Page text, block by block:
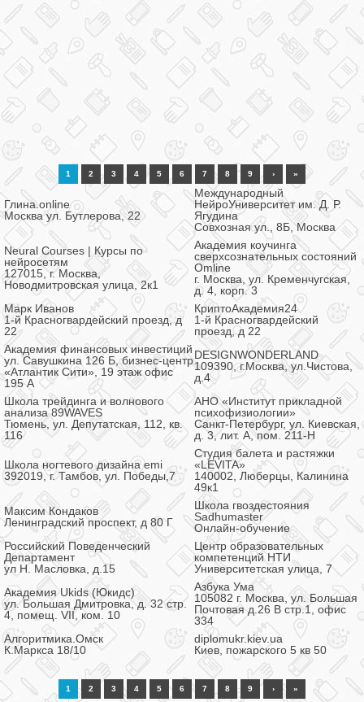
1 2 3 4 5 6 7 8 9 › »
Глина.online
Москва ул. Бутлерова, 22
Международный
НейроУниверситет им. Д. Р.
Ягудина
Совхозная ул., 8Б, Москва
Neural Courses | Курсы по
нейросетям
127015, г. Москва,
Новодмитровская улица, 2к1
Академия коучинга
сверхсознательных состояний
Omline
г. Москва, ул. Кременчугская,
д. 4, корп. 3
Марк Иванов
1-й Красногвардейский проезд, д
22
КриптоАкадемия24
1-й Красногвардейский
проезд, д 22
Академия финансовых инвестиций
ул. Савушкина 126 Б, бизнес-центр
«Атлантик Сити», 19 этаж офис
195 А
DESIGNWONDERLAND
109390, г.Москва, ул.Чистова,
д.4
Школа трейдинга и волнового
анализа 89WAVES
Тюмень, ул. Депутатская, 112, кв.
116
АНО «Институт прикладной
психофизиологии»
Санкт-Петербург, ул. Киевская,
д. 3, лит. А, пом. 211-Н
Школа ногтевого дизайна emi
392019, г. Тамбов, ул. Победы,7
Студия балета и растяжки
«LEVITA»
140002, Люберцы, Калинина
49к1
Максим Кондаков
Ленинградский проспект, д 80 Г
Школа гвоздестояния
Sadhumaster
Онлайн-обучение
Российский Поведенческий
Департамент
ул Н. Масловка, д.15
Центр образовательных
компетенций НТИ
Университетская улица, 7
Академия Ukids (Юкидс)
ул. Большая Дмитровка, д. 32 стр.
4, помещ. VII, ком. 10
Азбука Ума
105082 г. Москва, ул. Большая
Почтовая д.26 В стр.1, офис
334
Алгоритмика.Омск
К.Маркса 18/10
diplomukr.kiev.ua
Киев, пожарского 5 кв 50
1 2 3 4 5 6 7 8 9 › »